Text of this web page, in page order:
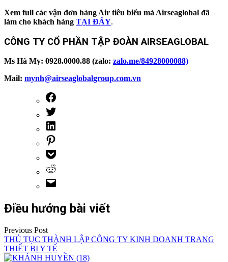
Xem full các vận đơn hàng Air tiêu biểu mà Airseaglobal đã
làm cho khách hàng TẠI ĐÂY.
CÔNG TY CỔ PHẦN TẬP ĐOÀN AIRSEAGLOBAL
Ms Hà My: 0928.0000.88 (zalo: zalo.me/84928000088)
Mail: mynh@airseaglobalgroup.com.vn
Điều hướng bài viết
Previous Post
THỦ TỤC THÀNH LẬP CÔNG TY KINH DOANH TRANG
THIẾT BỊ Y TẾ